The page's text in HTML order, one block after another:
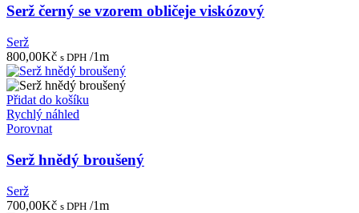
Serž černý se vzorem obličeje viskózový
Serž
800,00Kč s DPH /1m
Přidat do košíku
Rychlý náhled
Porovnat
Serž hnědý broušený
Serž
700,00Kč s DPH /1m